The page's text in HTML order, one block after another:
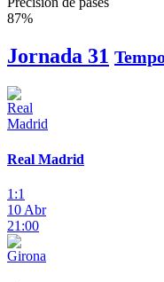
87%
Jornada 31
Real Madrid
1:1
10 Abr
21:00